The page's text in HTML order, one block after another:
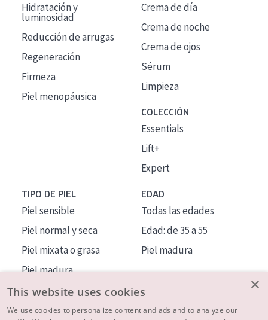
Hidratación y
luminosidad
Reducción de arrugas
Regeneración
Firmeza
Piel menopáusica
Crema de día
Crema de noche
Crema de ojos
Sérum
Limpieza
COLECCIÓN
Essentials
Lift+
Expert
TIPO DE PIEL
Piel sensible
Piel normal y seca
Piel mixata o grasa
Piel madura
Piel expuesta al sol
Piel menopáusica
EDAD
Todas las edades
Edad: de 35 a 55
Piel madura
×
This website uses cookies
We use cookies to personalize content and ads and to analyze our